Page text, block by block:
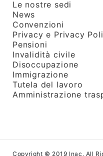
Le nostre sedi
News
Convenzioni
Privacy e Privacy
Pensioni
Invalidità civile
Disoccupazione
Immigrazione
Tutela del lavoro
Amministrazione
Copyright © 2019 Inac, All